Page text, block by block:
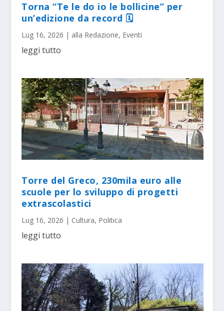
Torna “Te le do io le bollicine” per
un’edizione da record 🗓
Lug 16, 2026 | alla Redazione, Eventi
leggi tutto
Torre del Greco, 230mila euro alle
scuole per lo sviluppo di progetti
extrascolastici
Lug 16, 2026 | Cultura, Politica
leggi tutto